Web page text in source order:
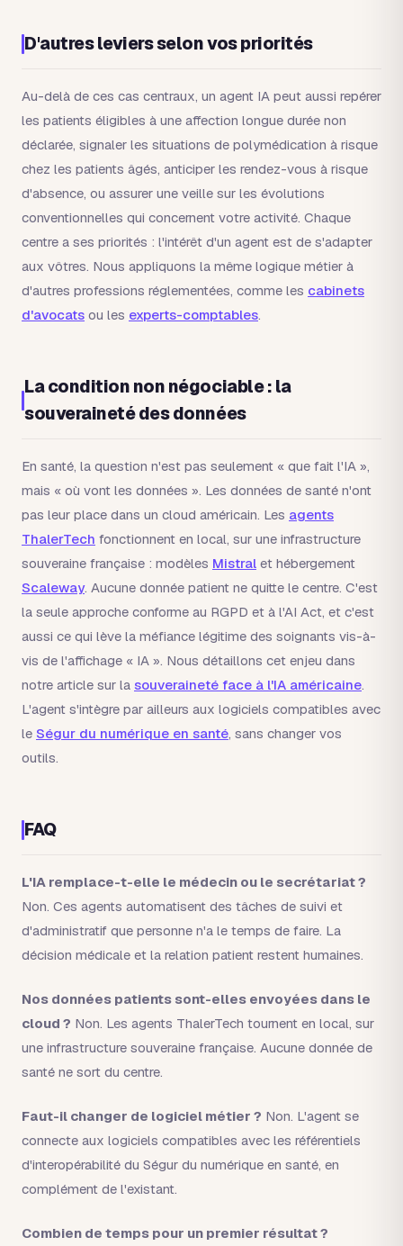
D'autres leviers selon vos priorités
Au-delà de ces cas centraux, un agent IA peut aussi repérer
les patients éligibles à une affection longue durée non
déclarée, signaler les situations de polymédication à risque
chez les patients âgés, anticiper les rendez-vous à risque
d'absence, ou assurer une veille sur les évolutions
conventionnelles qui concernent votre activité. Chaque
centre a ses priorités : l'intérêt d'un agent est de s'adapter
aux vôtres. Nous appliquons la même logique métier à
d'autres professions réglementées, comme les cabinets
d'avocats ou les experts-comptables.
La condition non négociable : la
souveraineté des données
En santé, la question n'est pas seulement « que fait l'IA »,
mais « où vont les données ». Les données de santé n'ont
pas leur place dans un cloud américain. Les agents
ThalerTech fonctionnent en local, sur une infrastructure
souveraine française : modèles Mistral et hébergement
Scaleway. Aucune donnée patient ne quitte le centre. C'est
la seule approche conforme au RGPD et à l'AI Act, et c'est
aussi ce qui lève la méfiance légitime des soignants vis-à-
vis de l'affichage « IA ». Nous détaillons cet enjeu dans
notre article sur la souveraineté face à l'IA américaine.
L'agent s'intègre par ailleurs aux logiciels compatibles avec
le Ségur du numérique en santé, sans changer vos
outils.
FAQ
L'IA remplace-t-elle le médecin ou le secrétariat ?
Non. Ces agents automatisent des tâches de suivi et
d'administratif que personne n'a le temps de faire. La
décision médicale et la relation patient restent humaines.
Nos données patients sont-elles envoyées dans le
cloud ? Non. Les agents ThalerTech tournent en local, sur
une infrastructure souveraine française. Aucune donnée de
santé ne sort du centre.
Faut-il changer de logiciel métier ? Non. L'agent se
connecte aux logiciels compatibles avec les référentiels
d'interopérabilité du Ségur du numérique en santé, en
complément de l'existant.
Combien de temps pour un premier résultat ?